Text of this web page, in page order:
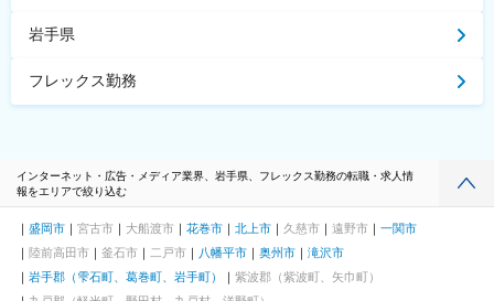
岩手県
フレックス勤務
インターネット・広告・メディア業界、岩手県、フレックス勤務の転職・求人情
報をエリアで絞り込む
盛岡市 宮古市 大船渡市 花巻市 北上市 久慈市 遠野市
一関市
陸前高田市
釜石市 二戸市 八幡平市 奥州市
滝沢市
岩手郡（雫石町、葛巻町、岩手町）
紫波郡（紫波町、矢巾町）